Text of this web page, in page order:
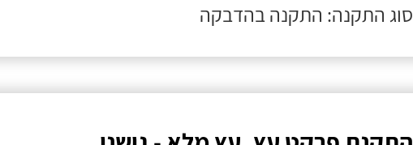
סוג התקנה: התקנה בהדבקה